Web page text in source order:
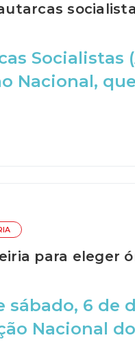
Socialistas
Nacional,
para eleger
6 de
Nacional